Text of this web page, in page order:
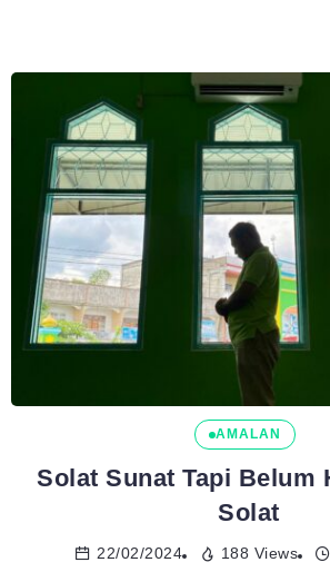
AMALAN
Solat Sunat Tapi Belum
Solat
22/02/2024 188 Views